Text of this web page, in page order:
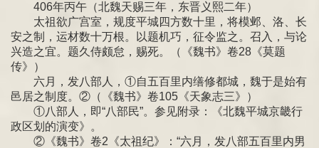
406年丙午（北魏天赐三年，东晋义熙二年）
太祖欲广宫室，规度平城四方数十里，将模邺、洛、长
安之制，运材数十万根。以题机巧，征令监之。召入，与论
兴造之宜。题久侍颇怠，赐死。（《魏书》卷28《莫题
传》）
六月，发八部人，①自五百里内缮修都城，魏于是始有
邑居之制度。②（《魏书》卷105《天象志三》）
①八部人，即“八部民”。参见附录：《北魏平城京畿行
政区划的演变》。
②《魏书》卷2《太祖纪》：“六月，发八部五百里内男